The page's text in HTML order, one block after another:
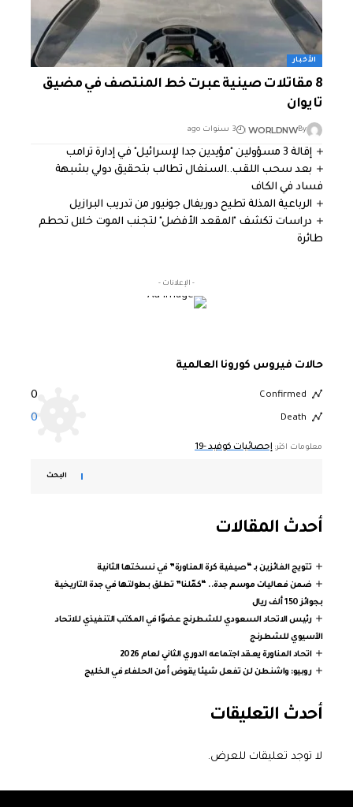
الأخبار
8 مقاتلات صينية عبرت خط المنتصف في مضيق
تايوان
By
WORLDNW 3 سنوات ago
إقالة 3 مسؤولين "مؤيدين جدا لإسرائيل" في إدارة ترامب
بعد سحب اللقب..السنغال تطالب بتحقيق دولي بشبهة
فساد في الكاف
الرباعية المذلة تطيح دوريفال جونيور من تدريب البرازيل
دراسات تكشف "المقعد الأفضل" لتجنب الموت خلال تحطم
طائرة
- الإعلانات -
حالات فيروس كورونا العالمية
Confirmed
0
Death
0
معلومات اكثر: إحصائيات كوفيد -19
البحث
أحدث المقالات
تتويج الفائزين بـ “صيفية كرة المناورة” في نسختها الثانية
ضمن فعاليات موسم جدة.. “كمّلنا” تطلق بطولتها في جدة التاريخية
بجوائز 150 ألف ريال
رئيس الاتحاد السعودي للشطرنج عضوًا في المكتب التنفيذي للاتحاد
الآسيوي للشطرنج
اتحاد المناورة يعقد اجتماعه الدوري الثاني لعام 2026
روبيو: واشنطن لن تفعل شيئا يقوض أمن الحلفاء في الخليج
أحدث التعليقات
لا توجد تعليقات للعرض.